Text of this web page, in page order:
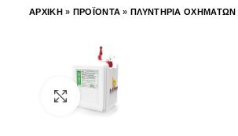
ΑΡΧΙΚΗ» ΠΡΟΪΟΝΤΑ »ΠΛΥΝΤΗΡΙΑ ΟΧΗΜΑΤΩΝ
Click to enlarge